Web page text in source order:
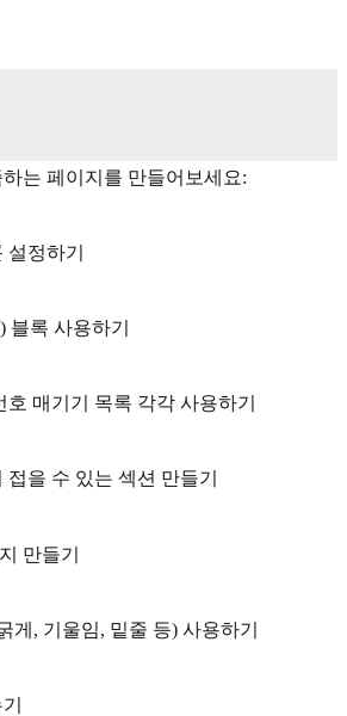
는 페이지를 만들어보세요:
정하기
블록 사용하기
매기기 목록 각각 사용하기
을 수 있는 섹션 만들기
만들기
게, 기울임, 밑줄 등) 사용하기